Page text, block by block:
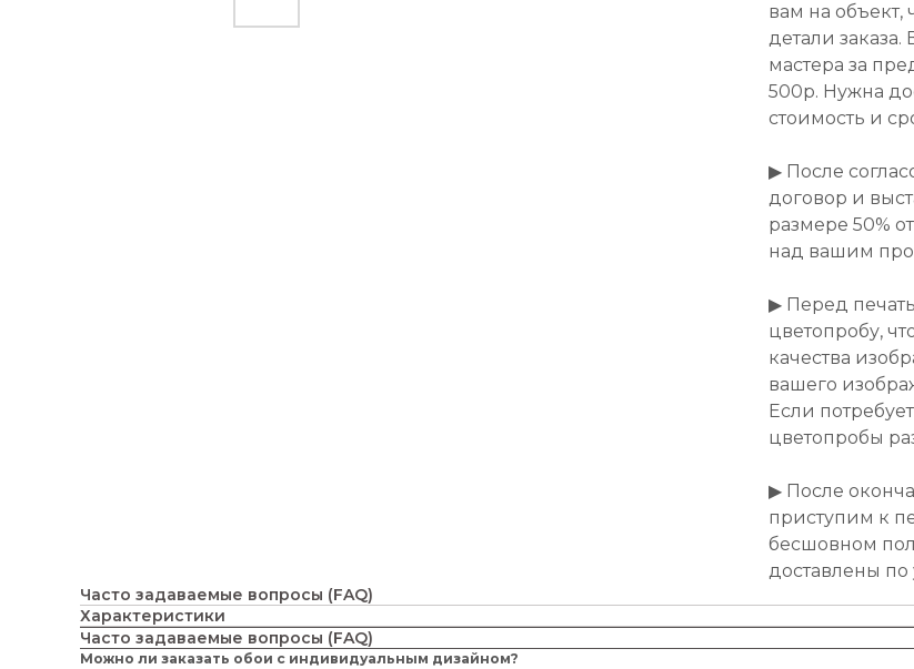
вам на объект,
детали
мастера за
500р. Нужна
стоимость и
▶ После
договор и
размере 50%
над вашим
▶ Перед
цветопробу,
качества
вашего
Если
цветопробы
▶ После
приступим к
бесшовном
доставлены по
Часто задаваемые вопросы (FAQ)
Характеристики
Часто задаваемые вопросы (FAQ)
Можно ли заказать обои с индивидуальным дизайном?